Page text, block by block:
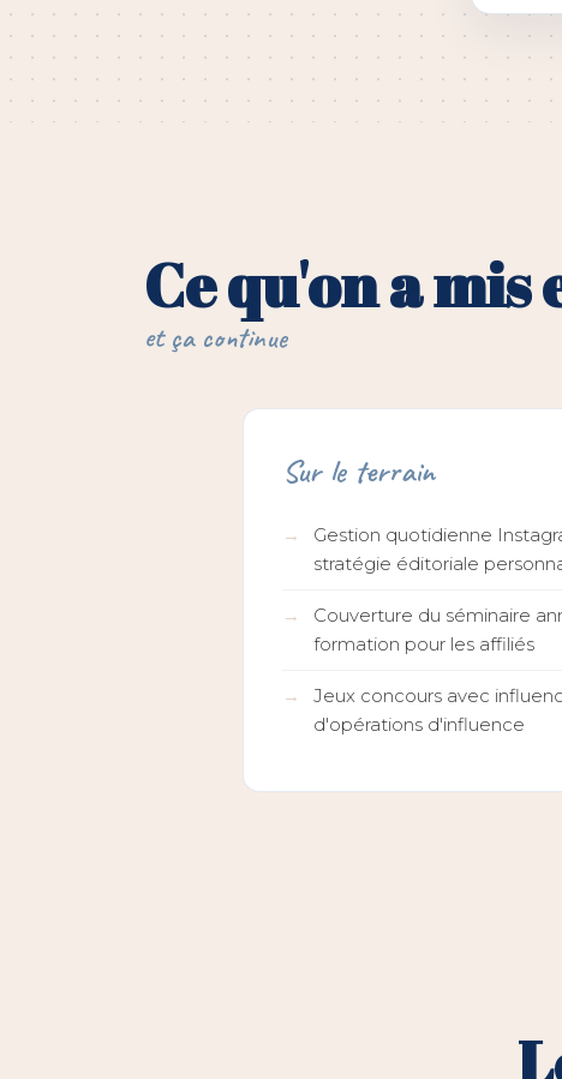
Ce qu'on a mis
et ça continue
Sur le terrain
Gestion quotidienne
stratégie éditoriale
Couverture du séminaire
formation pour les affiliés
Jeux concours avec
d'opérations d'influence